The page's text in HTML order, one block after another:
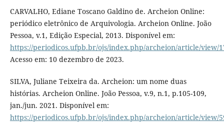
CARVALHO, Ediane Toscano Galdino de. Archeion Online:
periódico eletrônico de Arquivologia. Archeion Online. João
Pessoa, v.1, Edição Especial, 2013. Disponível em:
https://periodicos.ufpb.br/ojs/index.php/archeion/article/view/
Acesso em: 10 dezembro de 2023.
SILVA, Juliane Teixeira da. Archeion: um nome duas
histórias. Archeion Online. João Pessoa, v.9, n.1, p.105-109,
jan./jun. 2021. Disponível em:
https://periodicos.ufpb.br/ojs/index.php/archeion/article/view/